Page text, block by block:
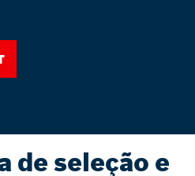
de seleção e